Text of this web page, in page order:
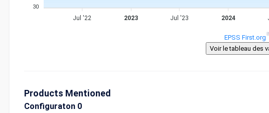
30
Jul '22 2023 Jul '23 2024
EPSS First.org
Products Mentioned
Configuraton 0